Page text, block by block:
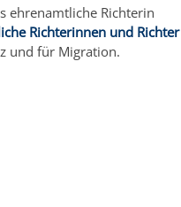
ehrenamtliche Richterin
Richterinnen und Richter
und für Migration.